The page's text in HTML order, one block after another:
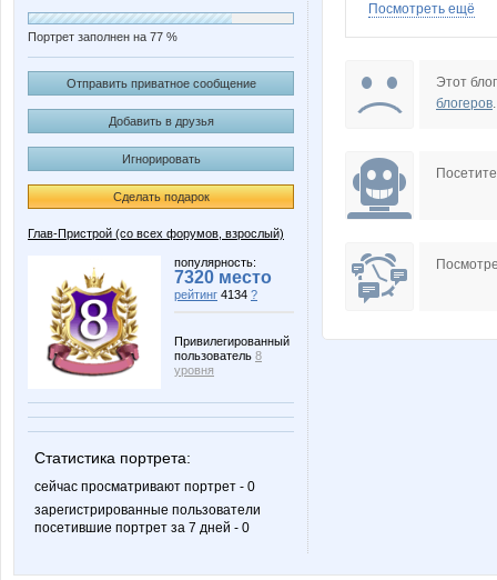
Портрет заполнен на 77 %
Отправить приватное сообщение
Добавить в друзья
Игнорировать
Сделать подарок
Глав-Пристрой (со всех форумов, взрослый)
популярность:
7320 место
рейтинг 4134 ?
Привилегированный
пользователь 8
уровня
Статистика портрета:
сейчас просматривают портрет - 0
зарегистрированные пользователи
посетившие портрет за 7 дней - 0
o_k oks-
Посмотреть ещё
Этот
блогеров.